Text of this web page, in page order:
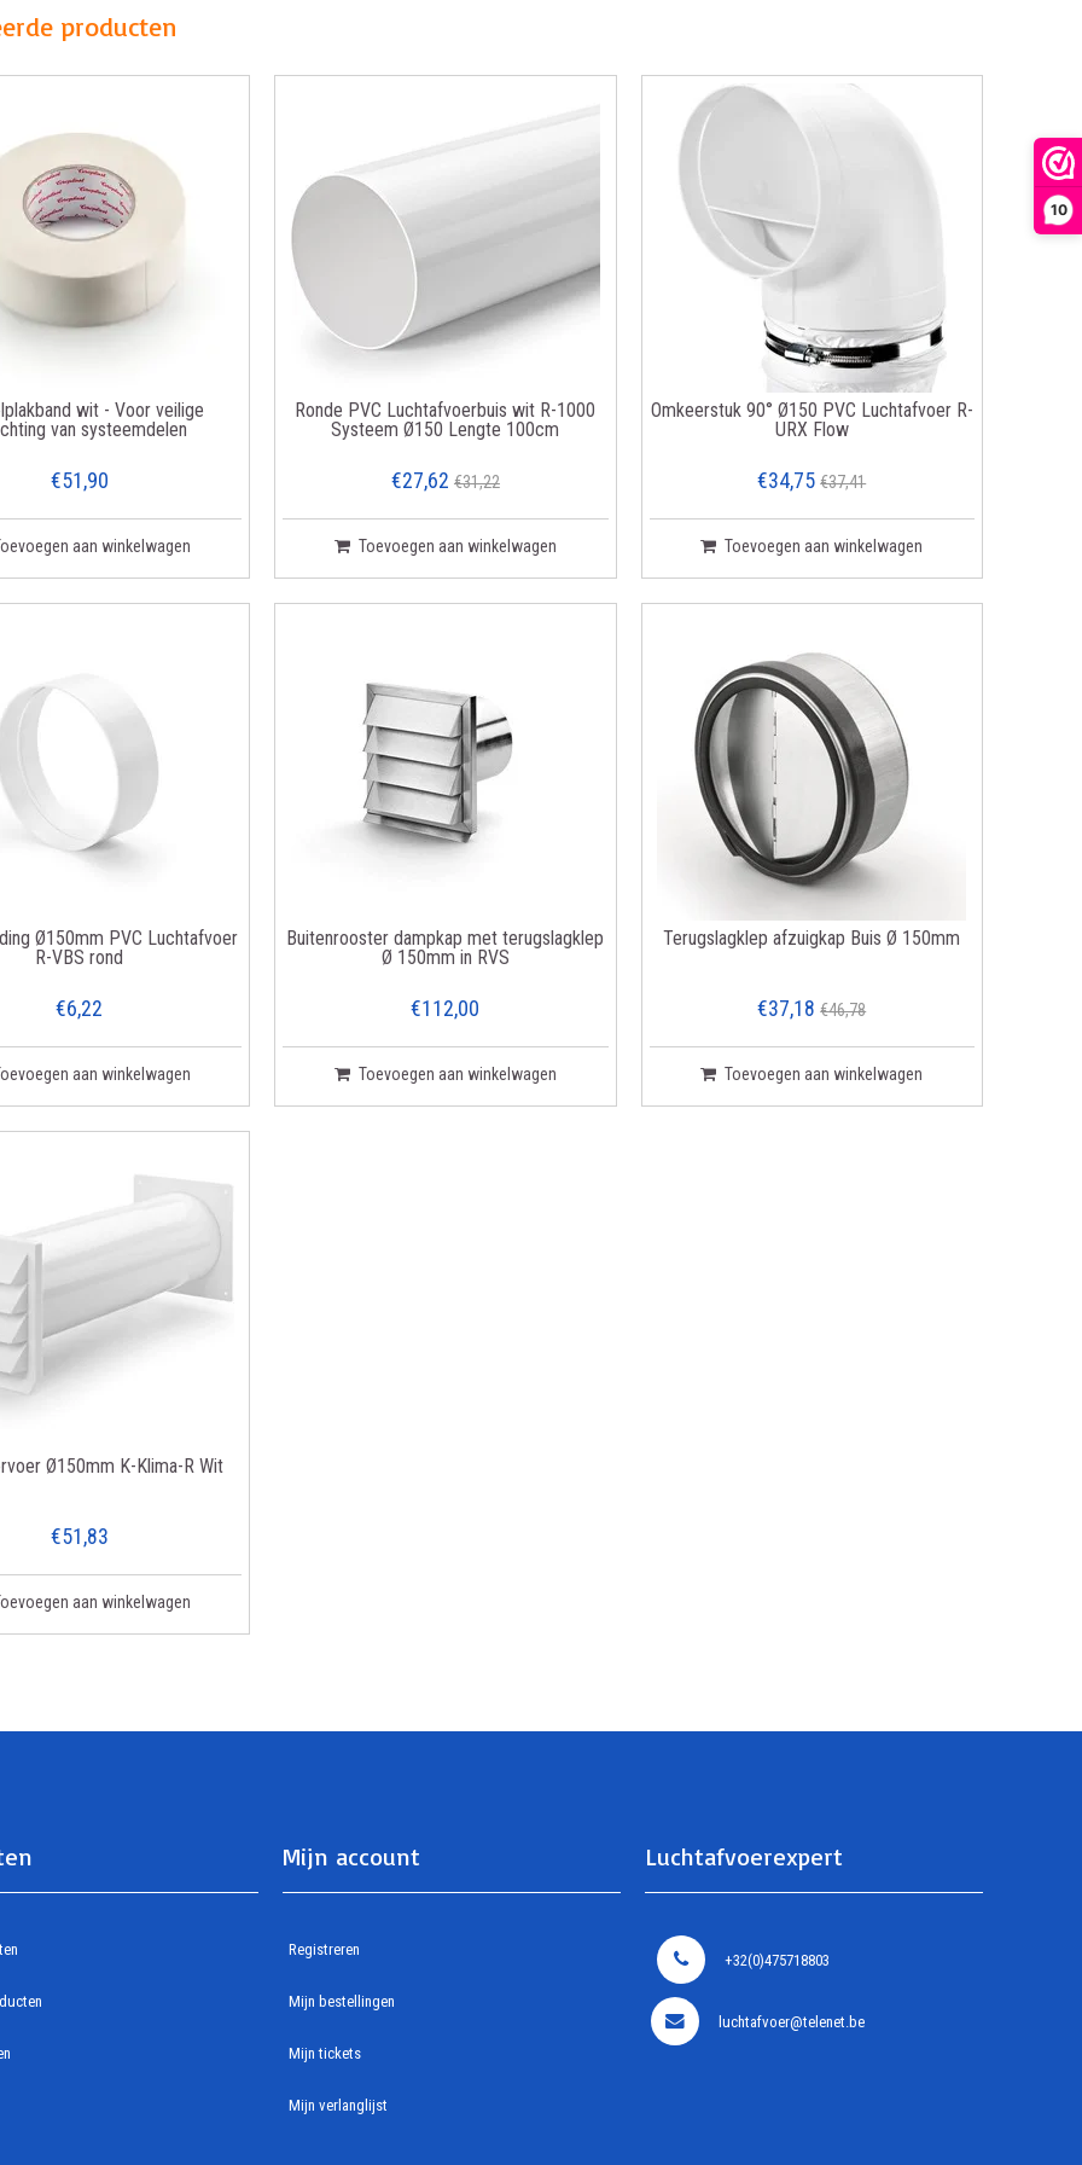
10
producten
wit - Voor veilige
van systeemdelen
€51,90
aan winkelwagen
Ronde PVC Luchtafvoerbuis wit R-1000
Systeem Ø150 Lengte 100cm
€27,62 €31,22
Toevoegen aan winkelwagen
Omkeerstuk 90° Ø150 PVC Luchtafvoer R-
URX Flow
€34,75 €37,41
Toevoegen aan winkelwagen
Ø150mm PVC Luchtafvoer
R-VBS rond
€6,22
aan winkelwagen
Buitenrooster dampkap met terugslagklep
Ø 150mm in RVS
€112,00
Toevoegen aan winkelwagen
Terugslagklep afzuigkap Buis Ø 150mm
€37,18 €46,78
Toevoegen aan winkelwagen
Ø150mm K-Klima-R Wit
€51,83
aan winkelwagen
Mijn account
Registreren
Mijn bestellingen
Mijn tickets
Mijn verlanglijst
Luchtafvoerexpert
+32(0)475718803
luchtafvoer@telenet.be